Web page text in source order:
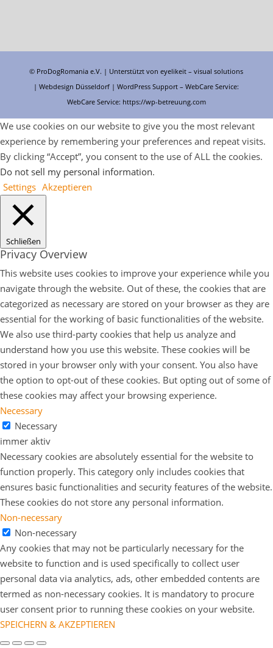
© ProDogRomania e.V. | Unterstützt voneyelikeit – visual solutions
| Webdesign Düsseldorf |WordPress Support – WebCare Service:
WebCare Service: https://wp-betreuung.com
We use cookies on our website to give you the most relevant
experience by remembering your preferences and repeat visits.
By clicking “Accept”, you consent to the use of ALL the cookies.
Do not sell my personal information.
Settings Akzeptieren
Schließen
Privacy Overview
This website uses cookies to improve your experience while you
navigate through the website. Out of these, the cookies that are
categorized as necessary are stored on your browser as they are
essential for the working of basic functionalities of the website.
We also use third-party cookies that help us analyze and
understand how you use this website. These cookies will be
stored in your browser only with your consent. You also have
the option to opt-out of these cookies. But opting out of some of
these cookies may affect your browsing experience.
Necessary
Necessary
immer aktiv
Necessary cookies are absolutely essential for the website to
function properly. This category only includes cookies that
ensures basic functionalities and security features of the website.
These cookies do not store any personal information.
Non-necessary
Non-necessary
Any cookies that may not be particularly necessary for the
website to function and is used specifically to collect user
personal data via analytics, ads, other embedded contents are
termed as non-necessary cookies. It is mandatory to procure
user consent prior to running these cookies on your website.
SPEICHERN & AKZEPTIEREN